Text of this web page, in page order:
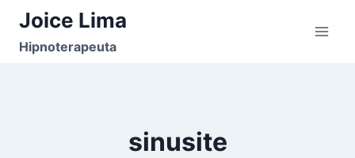
Pular
paraJoice Lima
Hipnoterapeuta
sinusite